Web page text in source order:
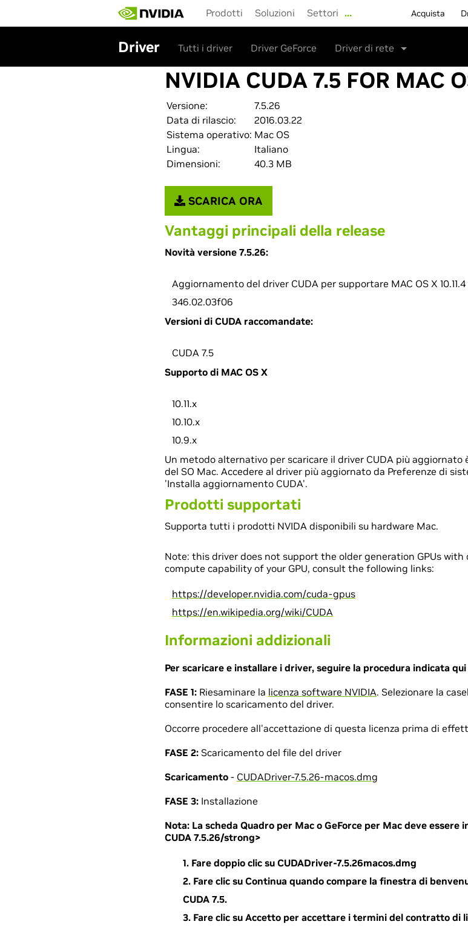
main
Prodotti Soluzioni Settori … Acquista
Driver Tutti i driver Driver GeForce Driver di rete
NVIDIA CUDA 7.5 FOR MAC
Versione:
7.5.26
Data di rilascio:
2016.03.22
Sistema operativo: Mac OS
Lingua:
Italiano
Dimensioni:
40.3 MB
SCARICA ORA
Vantaggi principali della release
Novità versione 7.5.26:
Aggiornamento del driver CUDA per supportare MAC OS X
346.02.03f06
Versioni di CUDA raccomandate:
CUDA 7.5
Supporto di MAC OS X
10.11.x
10.10.x
10.9.x
Un metodo alternativo per scaricare il driver CUDA più
del SO Mac. Accedere al driver più aggiornato da Preferenze di
'Installa aggiornamento CUDA'.
Prodotti supportati
Supporta tutti i prodotti NVIDA disponibili su hardware Mac.
Note: this driver does not support the older generation GPUs with
compute capability of your GPU, consult the following links:
https://developer.nvidia.com/cuda-gpus
https://en.wikipedia.org/wiki/CUDA
Informazioni addizionali
Per scaricare e installare i driver, seguire la procedura indicata
FASE 1: Riesaminare la licenza software NVIDIA. Selezionare la
consentire lo scaricamento del driver.
Occorre procedere all'accettazione di questa licenza prima di
FASE 2: Scaricamento del file del driver
Scaricamento - CUDADriver-7.5.26-macos.dmg
FASE 3: Installazione
Nota: La scheda Quadro per Mac o GeForce per Mac deve
CUDA 7.5.26/strong>
Fare doppio clic su CUDADriver-7.5.26macos.dmg
Fare clic su Continua quando compare la finestra di
CUDA 7.5.
Fare clic su Accetto per accettare i termini del contratto di